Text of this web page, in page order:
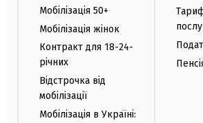
Мобілізація 50+
Мобілізація жінок
Контракт для 18-24-
річних
Відстрочка від
мобілізації
Мобілізація в Україні: